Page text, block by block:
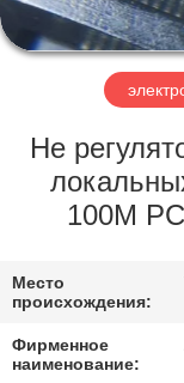
О
НАС
ЗАВОДУ
КАЧЕСТВА
Не
100M
Место
происхождения:
Фирменное
наименование: